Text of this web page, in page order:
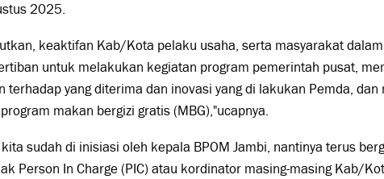
2025.
keaktifan Kab/Kota pelaku usaha, serta masyarakat
untuk melakukan kegiatan program pemerintah pusat,
terhadap yang diterima dan inovasi yang di lakukan Pemda, dan
makan bergizi gratis (MBG),"ucapnya.
sudah di inisiasi oleh kepala BPOM Jambi, nantinya terus
Person In Charge (PIC) atau kordinator masing-masing Kab/